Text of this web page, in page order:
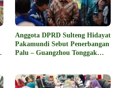
Anggota DPRD Sulteng Hidayat
Pakamundi Sebut Penerbangan
Palu – Guangzhou Tonggak